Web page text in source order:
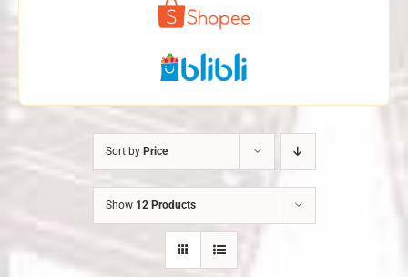
Sort by Price
Show 12 Products